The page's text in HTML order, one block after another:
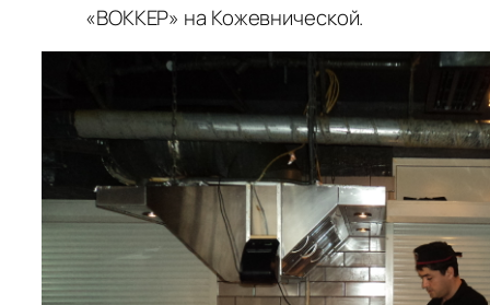
«ВОККЕР» на Кожевнической.